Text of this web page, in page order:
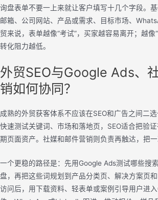
询盘表单不要一上来就让客户填写十几个字段。基
邮箱、公司网站、产品或需求、目标市场、
贸来说，表单越像“考试”，买家越容易离开；越像
转化阻力越低。
外贸SEO与Google Ads、
销如何协同？
成熟的外贸获客体系不应该在SEO和广告之间二
快速测试关键词、市场和落地页，SEO适合把验
期页面资产。社媒和邮件营销则负责再触达，把一
一个更稳的路径是：先用Google Ads测试哪些搜
盘，再把这些词规划到产品分类页、解决方案页
访问后，用下载资料、轻表单或案例引导用户进